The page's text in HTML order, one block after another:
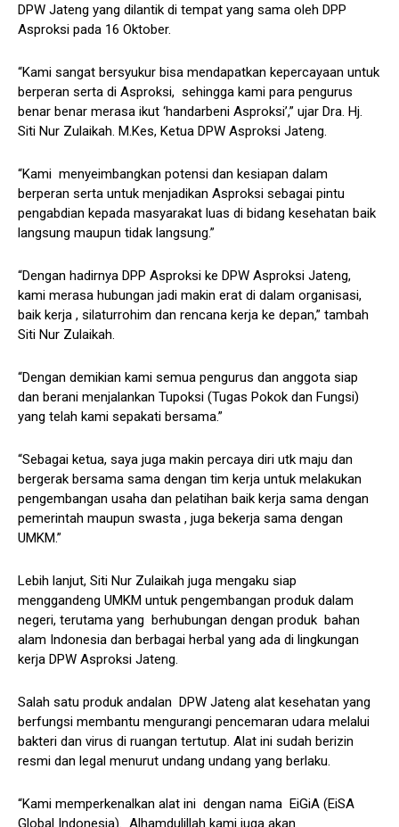
DPW Jateng yang dilantik di tempat yang sama oleh DPP
Asproksi pada 16 Oktober.
“Kami sangat bersyukur bisa mendapatkan kepercayaan untuk
berperan serta di Asproksi, sehingga kami para pengurus
benar benar merasa ikut ‘handarbeni Asproksi’,” ujar Dra. Hj.
Siti Nur Zulaikah. M.Kes, Ketua DPW Asproksi Jateng.
“Kami menyeimbangkan potensi dan kesiapan dalam
berperan serta untuk menjadikan Asproksi sebagai pintu
pengabdian kepada masyarakat luas di bidang kesehatan baik
langsung maupun tidak langsung.”
“Dengan hadirnya DPP Asproksi ke DPW Asproksi Jateng,
kami merasa hubungan jadi makin erat di dalam organisasi,
baik kerja , silaturrohim dan rencana kerja ke depan,” tambah
Siti Nur Zulaikah.
“Dengan demikian kami semua pengurus dan anggota siap
dan berani menjalankan Tupoksi (Tugas Pokok dan Fungsi)
yang telah kami sepakati bersama.”
“Sebagai ketua, saya juga makin percaya diri utk maju dan
bergerak bersama sama dengan tim kerja untuk melakukan
pengembangan usaha dan pelatihan baik kerja sama dengan
pemerintah maupun swasta , juga bekerja sama dengan
UMKM.”
Lebih lanjut, Siti Nur Zulaikah juga mengaku siap
menggandeng UMKM untuk pengembangan produk dalam
negeri, terutama yang berhubungan dengan produk bahan
alam Indonesia dan berbagai herbal yang ada di lingkungan
kerja DPW Asproksi Jateng.
Salah satu produk andalan DPW Jateng alat kesehatan yang
berfungsi membantu mengurangi pencemaran udara melalui
bakteri dan virus di ruangan tertutup. Alat ini sudah berizin
resmi dan legal menurut undang undang yang berlaku.
“Kami memperkenalkan alat ini dengan nama EiGiA (EiSA
Global Indonesia). Alhamdulillah kami juga akan